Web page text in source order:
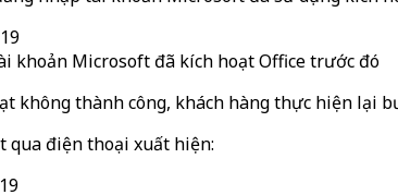
khoản Microsoft đã kích hoạt Office trước đó
không thành công, khách hàng thực hiện lại
qua điện thoại xuất hiện: